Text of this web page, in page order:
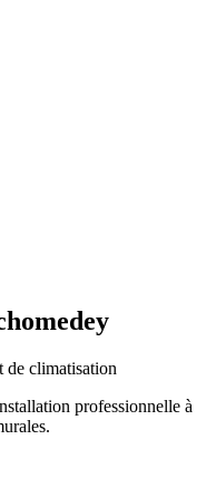
de climatisation
professionnelle à